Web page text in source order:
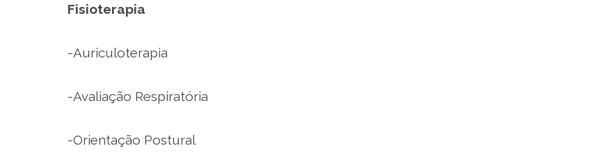
Fisioterapia
-Auriculoterapia
-Avaliação Respiratória
-Orientação Postural